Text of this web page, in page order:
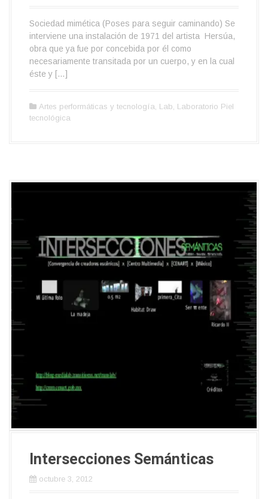
Sociedad mimética (Poses para seguir caminando) Se
interviene una instalación de 1971 del artista Hersúa,
obra que ya fue por concebida por él como
necesariamente transitada por un cuerpo, y en la cual
éste y […]
Artes performáticas y tecnología, Lab, Laboratorio Piel
tecnológica
Intersecciones Semánticas
octubre 3, 2012